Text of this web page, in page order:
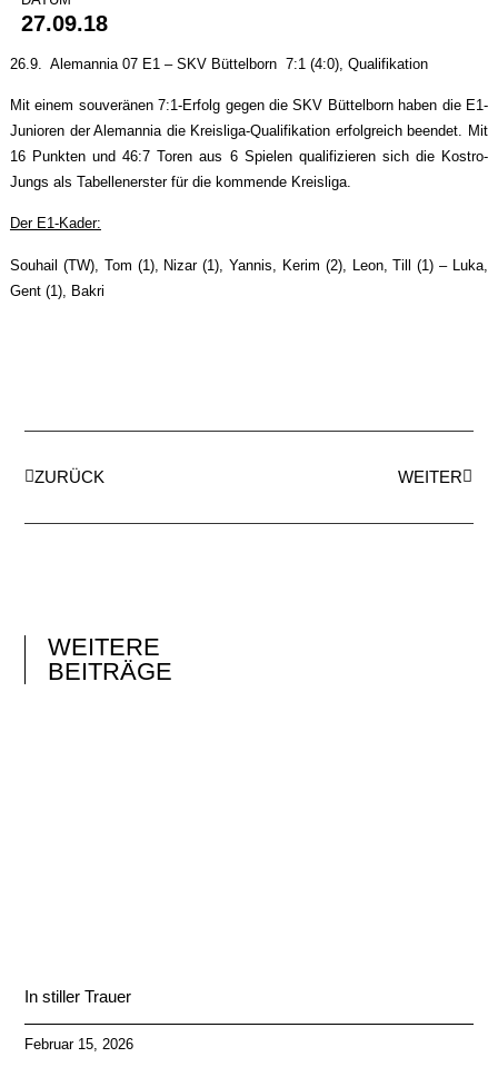
27.09.18
26.9. Alemannia 07 E1 – SKV Büttelborn 7:1 (4:0), Qualifikation
Mit einem souveränen 7:1-Erfolg gegen die SKV Büttelborn haben die E1-
Junioren der Alemannia die Kreisliga-Qualifikation erfolgreich beendet. Mit
16 Punkten und 46:7 Toren aus 6 Spielen qualifizieren sich die Kostro-
Jungs als Tabellenerster für die kommende Kreisliga.
Der E1-Kader:
Souhail (TW), Tom (1), Nizar (1), Yannis, Kerim (2), Leon, Till (1) – Luka,
Gent (1), Bakri
ZURÜCK WEITER
WEITERE
BEITRÄGE
In stiller Trauer
Februar 15, 2026